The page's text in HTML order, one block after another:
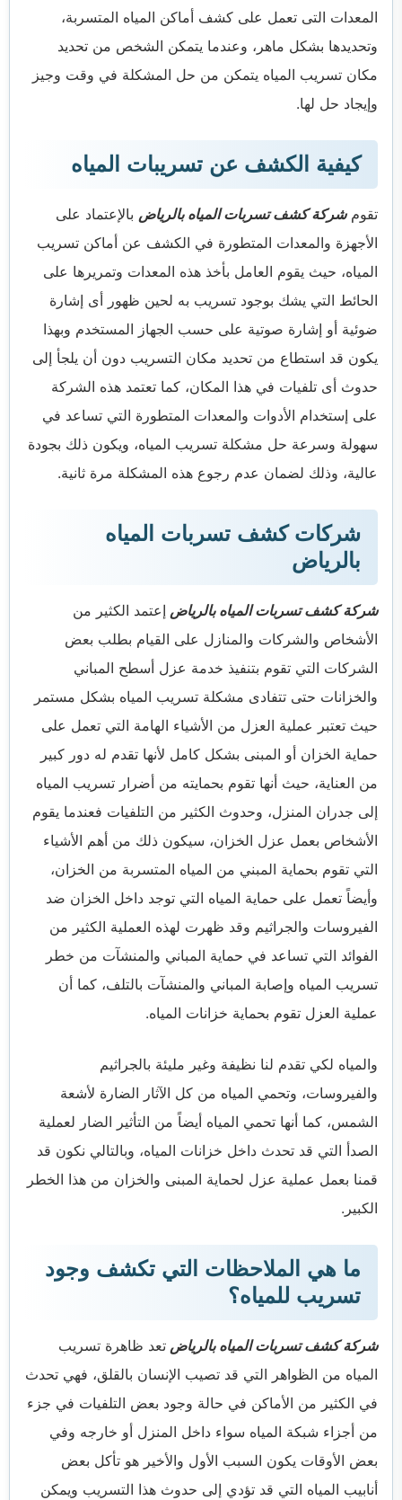
المعدات التى تعمل على كشف أماكن المياه المتسربة،
وتحديدها بشكل ماهر، وعندما يتمكن الشخص من تحديد
مكان تسريب المياه يتمكن من حل المشكلة في وقت وجيز
وإيجاد حل لها.
كيفية الكشف عن تسريبات المياه
تقومشركة كشف تسربات المياه بالرياض بالإعتماد على
الأجهزة والمعدات المتطورة في الكشف عن أماكن تسريب
المياه، حيث يقوم العامل بأخذ هذه المعدات وتمريرها على
الحائط التي يشك بوجود تسريب به لحين ظهور أى إشارة
ضوئية أو إشارة صوتية على حسب الجهاز المستخدم وبهذا
يكون قد استطاع من تحديد مكان التسريب دون أن يلجأ إلى
حدوث أى تلفيات في هذا المكان، كما تعتمد هذه الشركة
على إستخدام الأدوات والمعدات المتطورة التي تساعد في
سهولة وسرعة حل مشكلة تسريب المياه، ويكون ذلك بجودة
عالية، وذلك لضمان عدم رجوع هذه المشكلة مرة ثانية.
شركات كشف تسربات المياه
بالرياض
شركة كشف تسربات المياه بالرياض إعتمد الكثير من
الأشخاص والشركات والمنازل على القيام بطلب بعض
الشركات التي تقوم بتنفيذ خدمة عزل أسطح المباني
والخزانات حتى تتفادى مشكلة تسريب المياه بشكل مستمر
حيث تعتبر عملية العزل من الأشياء الهامة التي تعمل على
حماية الخزان أو المبنى بشكل كامل لأنها تقدم له دور كبير
من العناية، حيث أنها تقوم بحمايته من أضرار تسريب المياه
إلى جدران المنزل، وحدوث الكثير من التلفيات فعندما يقوم
الأشخاص بعمل عزل الخزان، سيكون ذلك من أهم الأشياء
التي تقوم بحماية المبني من المياه المتسربة من الخزان،
وأيضاً تعمل على حماية المياه التي توجد داخل الخزان ضد
الفيروسات والجراثيم وقد ظهرت لهذه العملية الكثير من
الفوائد التي تساعد في حماية المباني والمنشآت من خطر
تسريب المياه وإصابة المباني والمنشآت بالتلف، كما أن
عملية العزل تقوم بحماية خزانات المياه.
والمياه لكي تقدم لنا نظيفة وغير مليئة بالجراثيم
والفيروسات، وتحمي المياه من كل الآثار الضارة لأشعة
الشمس، كما أنها تحمي المياه أيضاً من التأثير الضار لعملية
الصدأ التي قد تحدث داخل خزانات المياه، وبالتالي نكون قد
قمنا بعمل عملية عزل لحماية المبنى والخزان من هذا الخطر
الكبير.
ما هي الملاحظات التي تكشف وجود
تسريب للمياه؟
شركة كشف تسربات المياه بالرياض تعد ظاهرة تسريب
المياه من الظواهر التي قد تصيب الإنسان بالقلق، فهي تحدث
في الكثير من الأماكن في حالة وجود بعض التلفيات في جزء
من أجزاء شبكة المياه سواء داخل المنزل أو خارجه وفي
بعض الأوقات يكون السبب الأول والأخير هو تأكل بعض
أنابيب المياه التي قد تؤدي إلى حدوث هذا التسريب ويمكن